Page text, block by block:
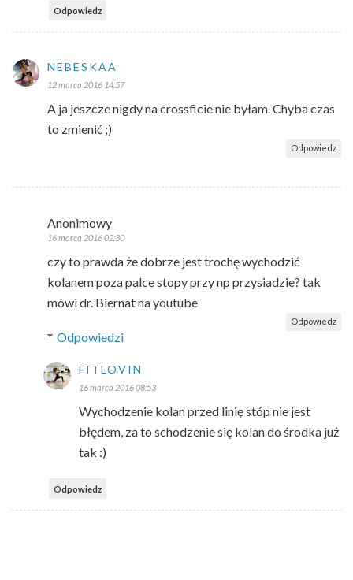
Odpowiedz
NEBESKAA
12 marca 2016 14:57
A ja jeszcze nigdy na crossficie nie byłam. Chyba czas
to zmienić ;)
Odpowiedz
Anonimowy
16 marca 2016 02:30
czy to prawda że dobrze jest trochę wychodzić
kolanem poza palce stopy przy np przysiadzie? tak
mówi dr. Biernat na youtube
Odpowiedz
Odpowiedzi
FITLOVIN
16 marca 2016 08:53
Wychodzenie kolan przed linię stóp nie jest
błędem, za to schodzenie się kolan do środka już
tak :)
Odpowiedz